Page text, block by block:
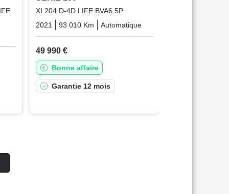
XI 204 D-4D LIFE BVA6 5P
2021
93 010 Km Automatique
49 990 €
Bonne affaire
Garantie 12 mois